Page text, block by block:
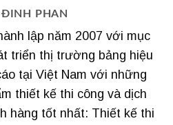
PHAN
lập năm 2007 với mục
triển thị trường bảng hiệu
tại Việt Nam với những
thiết kế thi công và dịch
hàng tốt nhất: Thiết kế thi